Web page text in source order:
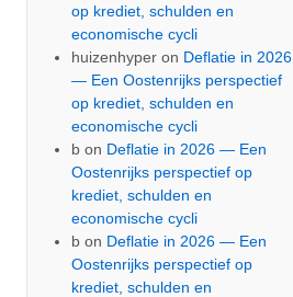
op krediet, schulden en
economische cycli
huizenhyper on Deflatie in 2026
— Een Oostenrijks perspectief
op krediet, schulden en
economische cycli
b on Deflatie in 2026 — Een
Oostenrijks perspectief op
krediet, schulden en
economische cycli
b on Deflatie in 2026 — Een
Oostenrijks perspectief op
krediet, schulden en